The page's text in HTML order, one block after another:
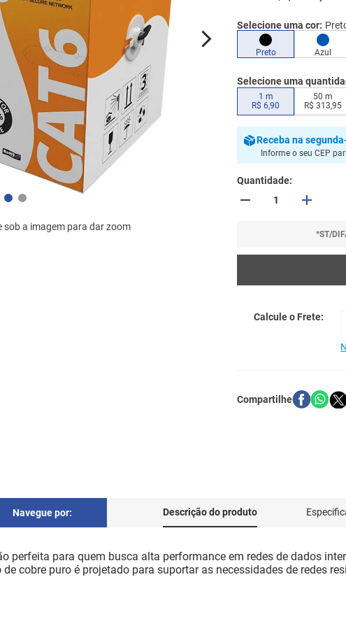
sob a imagem para dar zoom
Selecione uma cor:
Preto Azul
Selecione uma
1 m
R$ 6,90
50 m
R$ 313,95
Recebana
Informe o seu CEP
Quantidade
*ST/
Calcule o Frete:
Navegue por: Descrição do produto
perfeita para quem busca alta performance em redes de dados
cobre puro é projetado para suportar as necessidades de redes